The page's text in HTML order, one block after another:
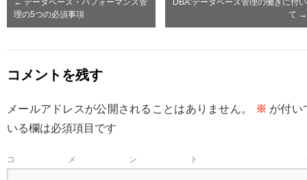
← データベース・パフォーマンス管
理の5つの必須事項
DBA:データベース管理の働きに付い
て →
コメントを残す
メールアドレスが公開されることはありません。 ※ が付い
いる欄は必須項目です
コメント